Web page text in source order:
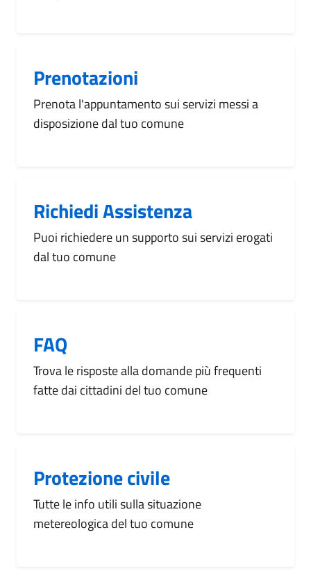
Prenotazioni
Prenota l'appuntamento sui servizi messi a
disposizione dal tuo comune
Richiedi Assistenza
Puoi richiedere un supporto sui servizi erogati
dal tuo comune
FAQ
Trova le risposte alla domande più frequenti
fatte dai cittadini del tuo comune
Protezione civile
Tutte le info utili sulla situazione
metereologica del tuo comune